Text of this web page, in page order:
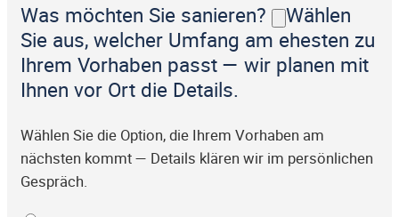
Was möchten Sie sanieren?
Wählen
Sie aus, welcher Umfang am ehesten zu
Ihrem Vorhaben passt — wir planen mit
Ihnen vor Ort die Details.
Wählen Sie die Option, die Ihrem Vorhaben am
nächsten kommt — Details klären wir im persönlichen
Gespräch.